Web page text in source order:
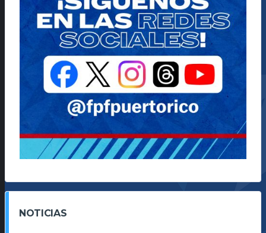
NOTICIAS